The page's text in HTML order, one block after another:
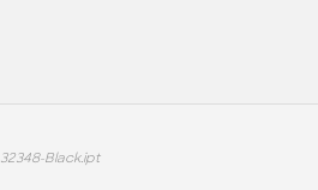
32348-Black.ipt